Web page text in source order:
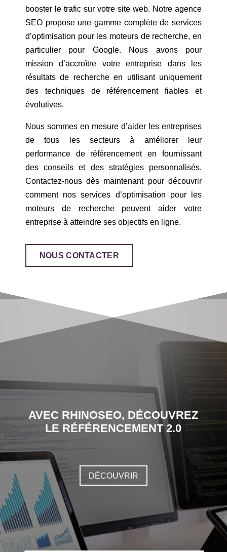
booster le trafic sur votre site web. Notre agence
SEO propose une gamme complète de services
d’optimisation pour les moteurs de recherche, en
particulier pour Google. Nous avons pour
mission d’accroître votre entreprise dans les
résultats de recherche en utilisant uniquement
des techniques de référencement fiables et
évolutives.
Nous sommes en mesure d’aider les entreprises
de tous les secteurs à améliorer leur
performance de référencement en fournissant
des conseils et des stratégies personnalisés.
Contactez-nous dès maintenant pour découvrir
comment nos services d’optimisation pour les
moteurs de recherche peuvent aider votre
entreprise à atteindre ses objectifs en ligne.
NOUS CONTACTER
AVEC RHINOSEO, DÉCOUVREZ
LE RÉFÉRENCEMENT 2.0
DÉCOUVRIR